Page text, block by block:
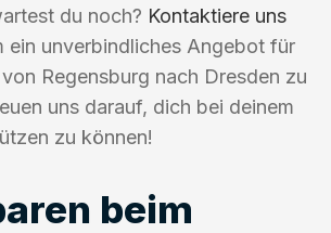
du noch? Kontaktiere uns
ein unverbindliches Angebot für
Regensburg nach Dresden zu
uns darauf, dich bei deinem
zu können!
beim